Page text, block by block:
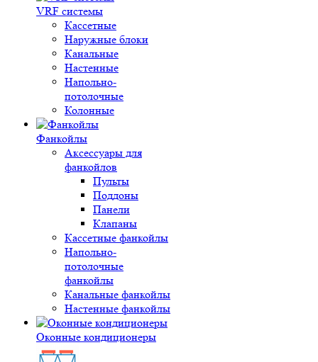
VRF системы
Кассетные
Наружные блоки
Канальные
Настенные
Напольно-
потолочные
Колонные
Фанкойлы
Аксессуары для
фанкойлов
Пульты
Поддоны
Панели
Клапаны
Кассетные фанкойлы
Напольно-
потолочные
фанкойлы
Канальные фанкойлы
Настенные фанкойлы
Оконные кондиционеры